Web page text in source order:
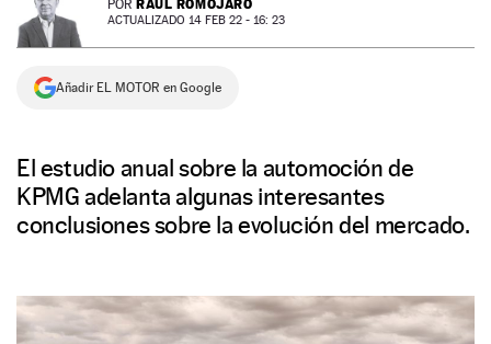
NEWSLETTER
SÍGUENOS
POR RAÚL ROMOJARO
ACTUALIZADO 14 FEB 22 - 16: 23
Añadir EL MOTOR en Google
El estudio anual sobre la automoción de
KPMG adelanta algunas interesantes
conclusiones sobre la evolución del mercado.